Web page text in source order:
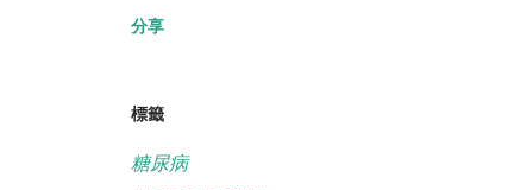
分享
標籤
糖尿病